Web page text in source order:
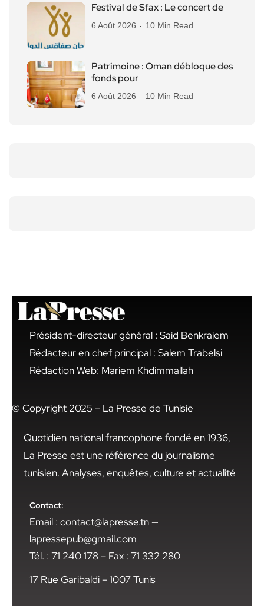
Festival de Sfax : Le concert de
6 Août 2026 10 Min Read
Patrimoine : Oman débloque des
fonds pour
6 Août 2026 10 Min Read
Président-directeur général : Said Benkraiem
Rédacteur en chef principal : Salem Trabelsi
Rédaction Web: Mariem Khdimmallah
© Copyright 2025 – La Presse de Tunisie
Quotidien national francophone fondé en 1936,
La Presse est une référence du journalisme
tunisien. Analyses, enquêtes, culture et actualité
Contact:
Email : contact@lapresse.tn —
lapressepub@gmail.com
Tél. : 71 240 178 – Fax : 71 332 280
17 Rue Garibaldi – 1007 Tunis